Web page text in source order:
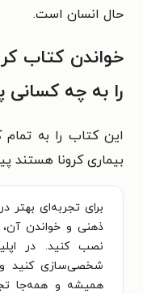
حال انسان است.
خواندن کتاب
را به چه کسانی
این کتاب را به تمام
بیماری کرونا هستند
برای تجربه‌ای بهتر
ذهنی و خواندن آن،
نصب کنید. در
شخصی‌سازی کنید
همیشه و همه‌جا